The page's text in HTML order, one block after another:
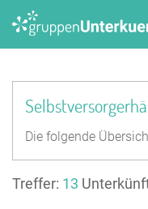
Die folgende
Treffer: 13